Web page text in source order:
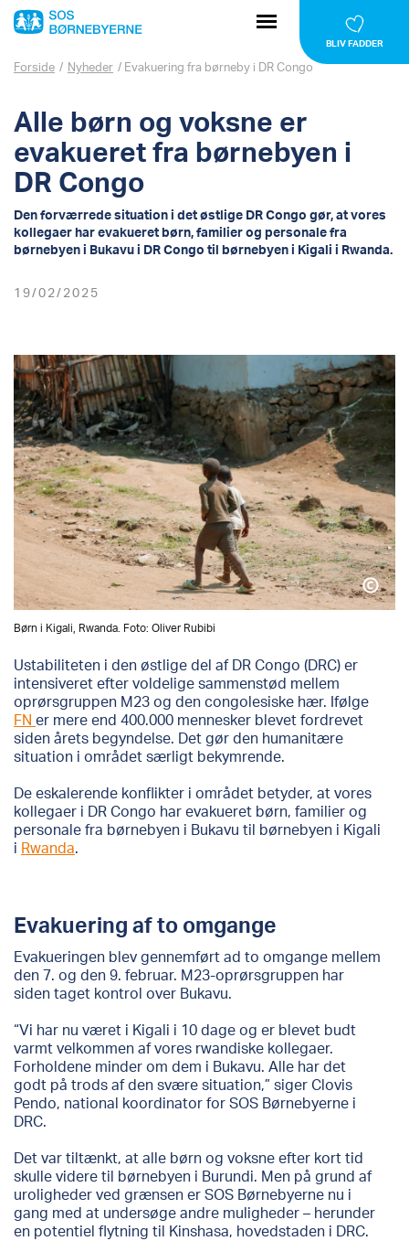
BLIV FADDER
Forside / Nyheder / Evakuering fra børneby i DR Congo
Alle børn og voksne er
evakueret fra børnebyen i
DR Congo
Den forværrede situation i det østlige DR Congo gør, at vores
kollegaer har evakueret børn, familier og personale fra
børnebyen i Bukavu i DR Congo til børnebyen i Kigali i Rwanda.
19/02/2025
Børn i Kigali, Rwanda. Foto: Oliver Rubibi
Ustabiliteten i den østlige del af DR Congo (DRC) er
intensiveret efter voldelige sammenstød mellem
oprørsgruppen M23 og den congolesiske hær. Ifølge
FN er mere end 400.000 mennesker blevet fordrevet
siden årets begyndelse. Det gør den humanitære
situation i området særligt bekymrende.
De eskalerende konflikter i området betyder, at vores
kollegaer i DR Congo har evakueret børn, familier og
personale fra børnebyen i Bukavu til børnebyen i Kigali
i Rwanda.
Evakuering af to omgange
Evakueringen blev gennemført ad to omgange mellem
den 7. og den 9. februar. M23-oprørsgruppen har
siden taget kontrol over Bukavu.
“Vi har nu været i Kigali i 10 dage og er blevet budt
varmt velkommen af ​​vores rwandiske kollegaer.
Forholdene minder om dem i Bukavu. Alle har det
godt på trods af den svære situation,” siger Clovis
Pendo, national koordinator for SOS Børnebyerne i
DRC.
Det var tiltænkt, at alle børn og voksne efter kort tid
skulle videre til børnebyen i Burundi. Men på grund af
uroligheder ved grænsen er SOS Børnebyerne nu i
gang med at undersøge andre muligheder – herunder
en potentiel flytning til Kinshasa, hovedstaden i DRC.